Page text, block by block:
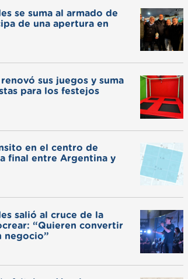
se suma al armado de
de una apertura en
sus juegos y suma
para los festejos
en el centro de
final entre Argentina y
salió al cruce de la
“Quieren convertir
negocio”